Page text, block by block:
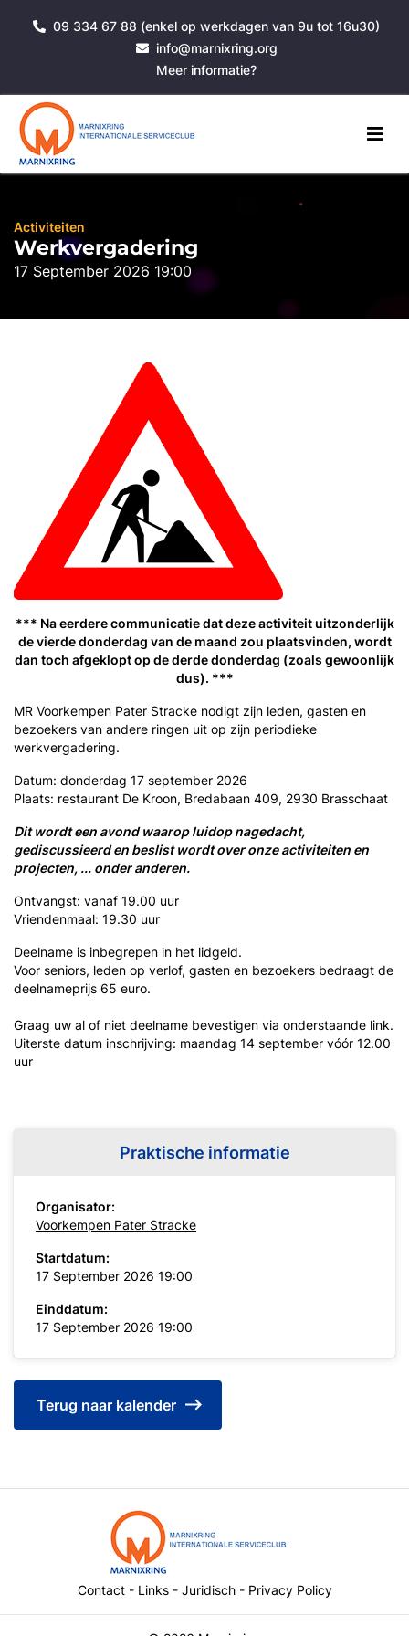
09 334 67 88 (enkel op werkdagen van 9u tot 16u30)
info@marnixring.org
Meer informatie?
Activiteiten
Werkvergadering
17 September 2026 19:00
*** Na eerdere communicatie dat deze activiteit uitzonderlijk
de vierde donderdag van de maand zou plaatsvinden, wordt
dan toch afgeklopt op de derde donderdag (zoals gewoonlijk
dus). ***
MR Voorkempen Pater Stracke nodigt zijn leden, gasten en
bezoekers van andere ringen uit op zijn periodieke
werkvergadering.
Datum: donderdag 17 september 2026
Plaats: restaurant De Kroon, Bredabaan 409, 2930 Brasschaat
Dit wordt een avond waarop luidop nagedacht,
gediscussieerd en beslist wordt over onze activiteiten en
projecten, ... onder anderen.
Ontvangst: vanaf 19.00 uur
Vriendenmaal: 19.30 uur
Deelname is inbegrepen in het lidgeld.
Voor seniors, leden op verlof, gasten en bezoekers bedraagt de
deelnameprijs 65 euro.
Graag uw al of niet deelname bevestigen via onderstaande link.
Uiterste datum inschrijving: maandag 14 september vóór 12.00
uur
Praktische informatie
Organisator:
Voorkempen Pater Stracke
Startdatum:
17 September 2026 19:00
Einddatum:
17 September 2026 19:00
Terug naar kalender
Contact- Links- Juridisch- Privacy Policy